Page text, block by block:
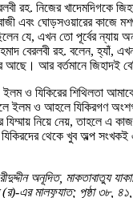
রহ. নিজের খাদেমদিগকে
এবং ঘোড়সওয়ারের
যে, এখন তো পূর্বের ন্যায়
বেরলবী রহ. বলেন, হ্যাঁ, এখন
আছে। আর বর্তমানে জিহাদই
ও যিকিরের শিথিলতা
ইলম ও আহলে যিকিরগণ
নিয়ে নেয়, তাহলে এ
থেকে খুব অল্প
অনূদিত, মাকতাবাতুয
(র)-এর মালফূযাত; পৃষ্ঠা ৩৮,